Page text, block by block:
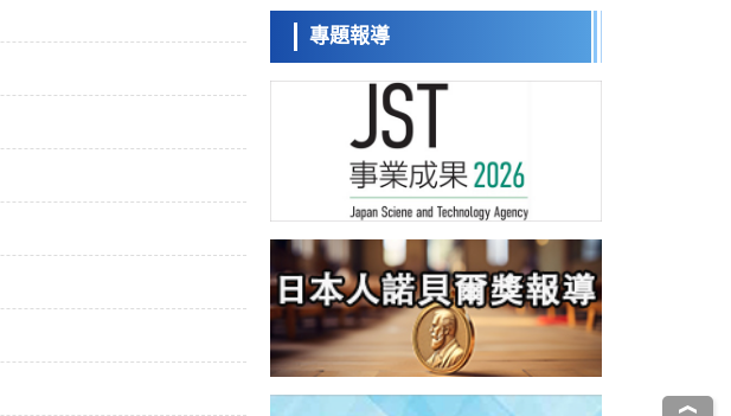
藤田醫科大學等成功鑑定出非結核分枝桿菌
生存的必需基因，首次揭示該基因的必要性
經濟・社會
【AI法下篇】如何應對AI的不可控性——中
央大學平野晉教授專訪
日本學術會議：為保持土壤健康應採取哪些
措施？探討土壤保護與強化的具體對策
大阪大學開發基於水氫鍵網路的溫度預測新
方法，AI從分子排列資訊中高精度解讀
經濟・社會
【AI法上篇】如何對「將人生交給AI」保持
危機感——中央大學平野晉教授專訪
科學研究
慶應義塾大學闡明腦內「游擊手」小膠質細
胞包裹保護受損神經細胞的機制，有望用於
開發阿茲海默症等疾病療法
日本東北大學與橫濱橡膠全球首次從奈米尺
專題報導